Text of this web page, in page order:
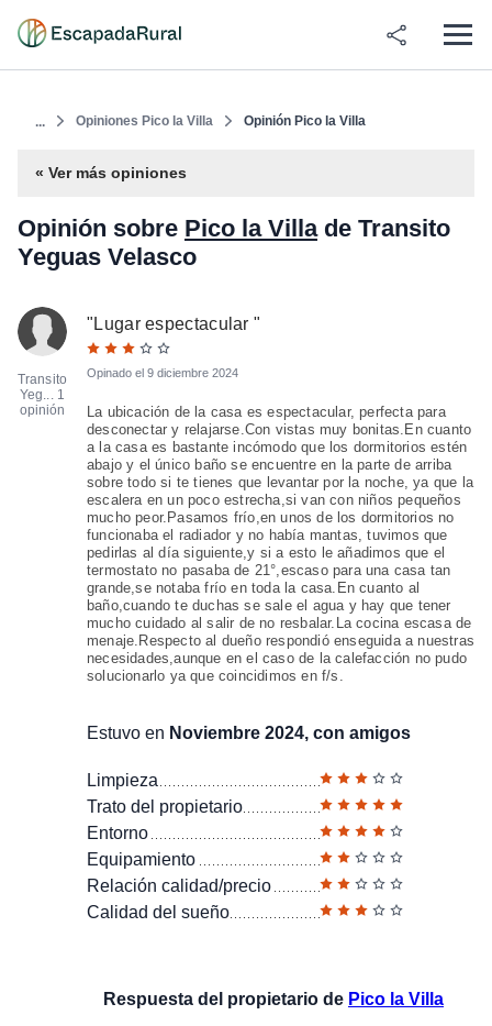
... Opiniones Pico la Villa Opinión Pico la Villa
« Ver más opiniones
Opinión sobre Pico la Villade Transito
Yeguas Velasco
Transito
Yeg... 1
opinión
" Lugar espectacular"
Opinado el 9 diciembre 2024
La ubicación de la casa es espectacular, perfecta para
desconectar y relajarse.Con vistas muy bonitas.En cuanto
a la casa es bastante incómodo que los dormitorios estén
abajo y el único baño se encuentre en la parte de arriba
sobre todo si te tienes que levantar por la noche, ya que la
escalera en un poco estrecha,si van con niños pequeños
mucho peor.Pasamos frío,en unos de los dormitorios no
funcionaba el radiador y no había mantas, tuvimos que
pedirlas al día siguiente,y si a esto le añadimos que el
termostato no pasaba de 21°,escaso para una casa tan
grande,se notaba frío en toda la casa.En cuanto al
baño,cuando te duchas se sale el agua y hay que tener
mucho cuidado al salir de no resbalar.La cocina escasa de
menaje.Respecto al dueño respondió enseguida a nuestras
necesidades,aunque en el caso de la calefacción no pudo
solucionarlo ya que coincidimos en f/s.
Estuvo en Noviembre 2024, con amigos
Limpieza
Trato del propietario
Entorno
Equipamiento
Relación calidad/precio
Calidad del sueño
Respuesta del propietario de Pico la Villa